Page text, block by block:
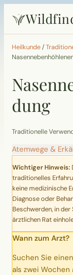
Startseite
Pflanzen
Rezepte
Heilkunde
Garten
Quiz
Suche
Erntekorb
Heilkunde /
dung
Traditionelle
Atemwege &
Wichtiger Hinweis:
traditionelles
keine medizinische
Diagnose oder
Beschwerden, in
ärztlichen Rat
Wann zum Arzt?
Suchen Sie
als zwei